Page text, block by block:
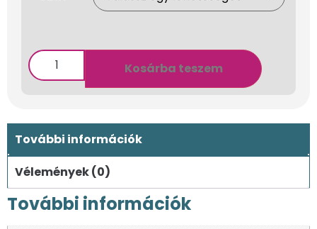
Kosárba teszem
További információk
Vélemények (0)
További információk